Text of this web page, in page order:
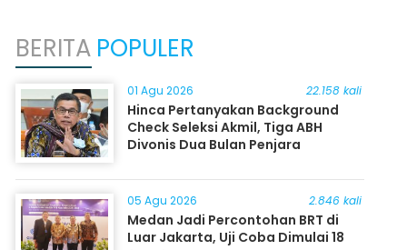
BERITA POPULER
01 Agu 2026 22.158 kali
Hinca Pertanyakan Background
Check Seleksi Akmil, Tiga ABH
Divonis Dua Bulan Penjara
05 Agu 2026 2.846 kali
Medan Jadi Percontohan BRT di
Luar Jakarta, Uji Coba Dimulai 18